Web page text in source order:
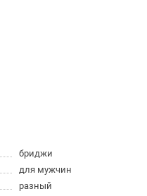
бриджи
для мужчин
разный